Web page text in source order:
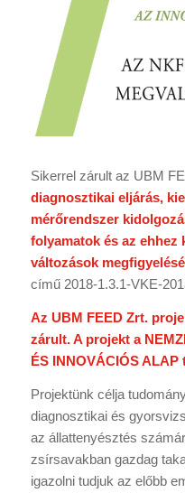
Sikerrel zárult az UBM
diagnosztikai eljárás,
mérőrendszer
folyamatok és az
változások
című 2018-1.3.1-VKE-
Az UBM FEED Zrt.
zárult. A projekt a
ÉS INNOVÁCIÓS
Projektünk célja
diagnosztikai és
az állattenyésztés
zsírsavakban gazdag
igazolni tudjuk az előbb